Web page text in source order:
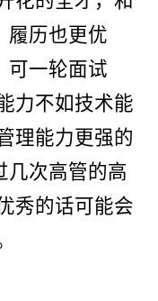
履历也更优
可一轮面试
力不如技术能
理能力更强的
几次高管的高
秀的话可能会